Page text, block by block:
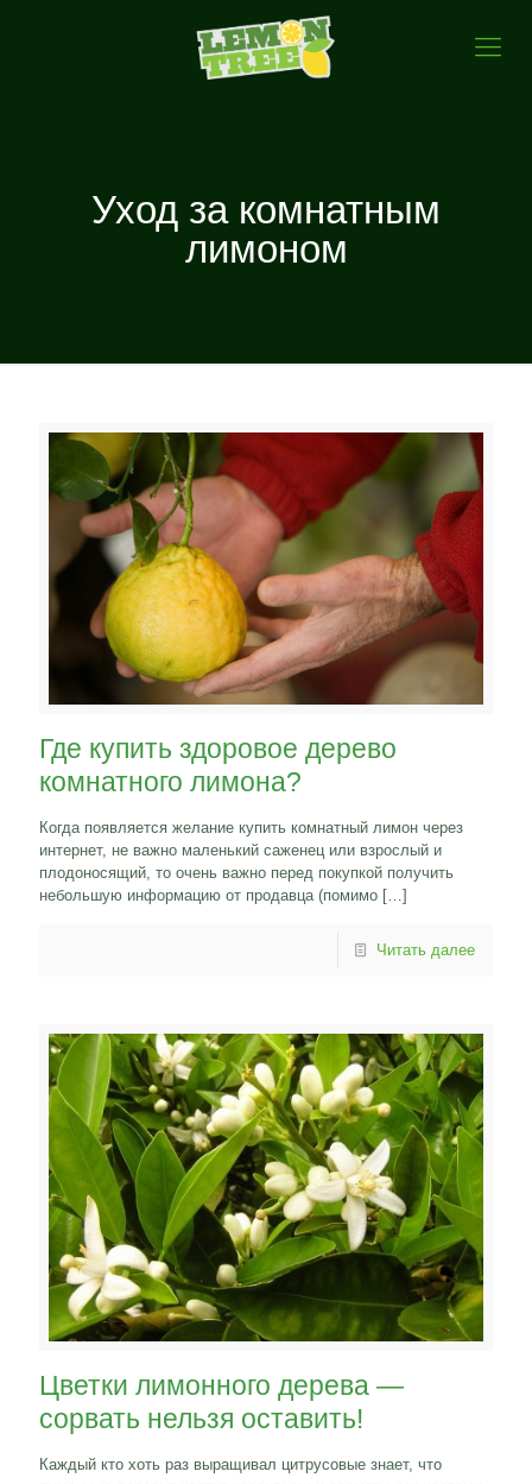
Уход за комнатным
лимоном
Где купить здоровое дерево
комнатного лимона?
Когда появляется желание купить комнатный лимон через
интернет, не важно маленький саженец или взрослый и
плодоносящий, то очень важно перед покупкой получить
небольшую информацию от продавца (помимо […]
Читать далее
Цветки лимонного дерева —
сорвать нельзя оставить!
Каждый кто хоть раз выращивал цитрусовые знает, что